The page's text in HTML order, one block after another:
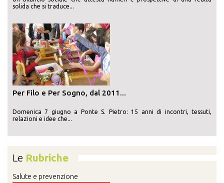
solida che si traduce...
Per Filo e Per Sogno, dal 2011...
Domenica 7 giugno a Ponte S. Pietro: 15 anni di incontri, tessuti,
relazioni e idee che...
Le Rubriche
Salute e prevenzione